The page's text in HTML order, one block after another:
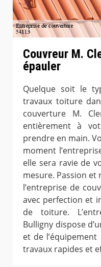
Couvreur M.
épauler
Quelque soit le
travaux toiture
couverture M.
entièrement à
prendre en main.
moment
elle sera ravie de
mesure. Passion
l’entreprise de
avec perfection et
de toiture.
Bulligny dispose
et de
travaux rapides et